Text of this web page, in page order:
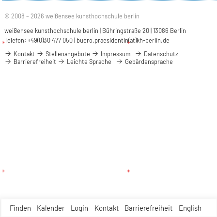
Finden Kalender Login Kontakt Barrierefreiheit English
© 2008 – 2026 weißensee kunsthochschule berlin
weißensee kunsthochschule berlin | Bühringstraße 20 | 13086 Berlin
Telefon: +49(0)30 477 050 | buero.praesidentin(at)kh-berlin.de
Kontakt
Stellenangebote Impressum
Datenschutz
Barrierefreiheit
Leichte Sprache Gebärdensprache